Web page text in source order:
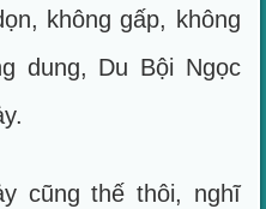
không gấp, không
dung, Du Bội Ngọc
cũng thế thôi, nghĩ